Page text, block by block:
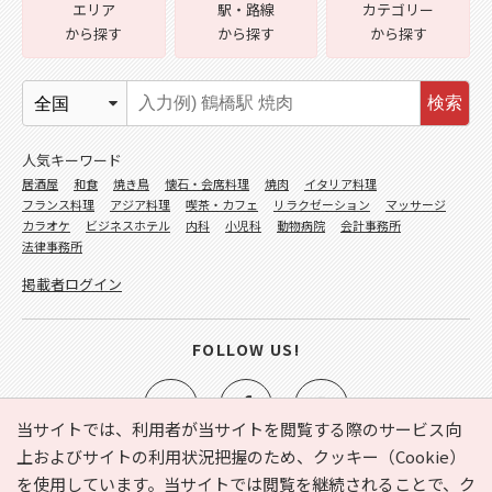
当サイトでは、利用者が当サイトを閲覧する際のサービス向
上およびサイトの利用状況把握のため、クッキー（Cookie）
を使用しています。当サイトでは閲覧を継続されることで、ク
e-NAVITA（イーナビタ）とは？ お気に入り ヘルプ
エリア
から探す
駅・路線
から探す
カテゴリー
から探す
検索
人気キーワード
居酒屋 和食 焼き鳥 懐石・会席料理 焼肉
イタリア料理
フランス料理
アジア料理 喫茶・カフェ リラクゼーション
マッサージ
カラオケ
ビジネスホテル 内科 小児科 動物病院
会計事務所
法律事務所
掲載者ログイン
FOLLOW US!